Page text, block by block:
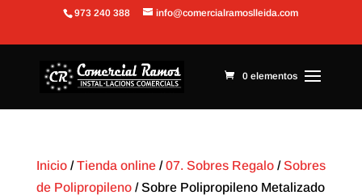
Abrir barra de herramientas
973 240 388 info@comercialramoslleida.com
0 elementos
Inicio/Tienda online/07. Sobres Regalo/Sobres
de Polipropileno/ Sobre Polipropileno Metalizado